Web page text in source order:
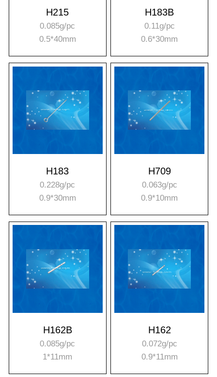
H215
0.085g/pc
0.5*40mm
H183B
0.11g/pc
0.6*30mm
H183
0.228g/pc
0.9*30mm
H709
0.063g/pc
0.9*10mm
H162B
0.085g/pc
1*11mm
H162
0.072g/pc
0.9*11mm